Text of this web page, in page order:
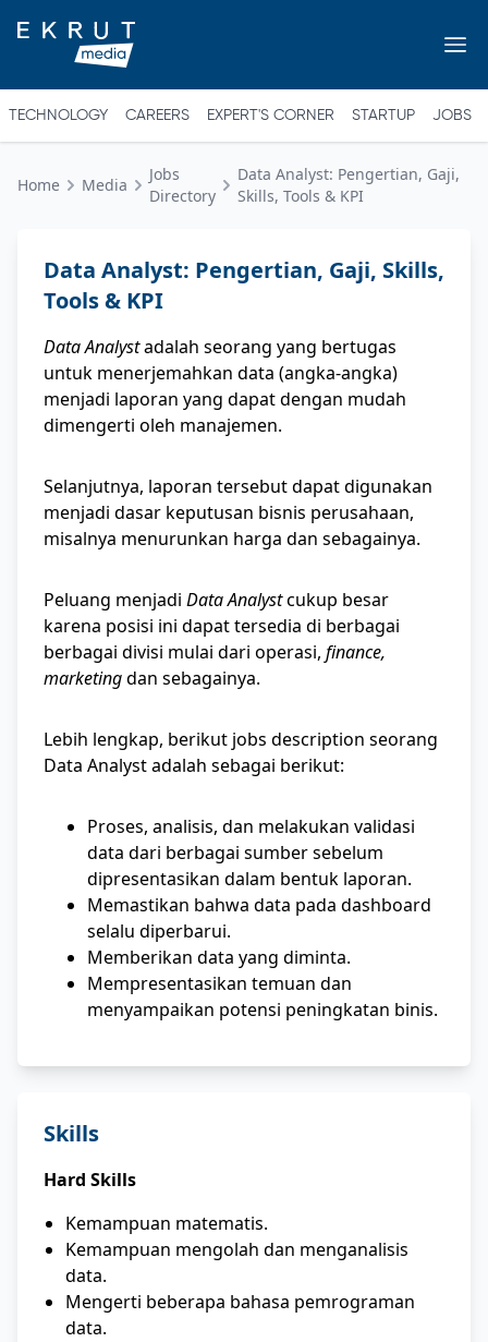
TECHNOLOGY CAREERS EXPERT'S CORNER STARTUP JOBS
Home Media
Jobs
Directory
Data Analyst: Pengertian, Gaji,
Skills, Tools & KPI
Data Analyst: Pengertian, Gaji, Skills,
Tools & KPI
Data Analystadalah seorang yang bertugas
untuk menerjemahkan data (angka-angka)
menjadi laporan yang dapat dengan mudah
dimengerti oleh manajemen.
Selanjutnya, laporan tersebut dapat digunakan
menjadi dasar keputusan bisnis perusahaan,
misalnya menurunkan harga dan sebagainya.
Peluang menjadi Data Analystcukup besar
karena posisi ini dapat tersedia di berbagai
berbagai divisi mulai dari operasi, finance,
marketingdan sebagainya.
Lebih lengkap, berikut jobs description seorang
Data Analyst adalah sebagai berikut:
Proses, analisis, dan melakukan validasi
data dari berbagai sumber sebelum
dipresentasikan dalam bentuk laporan.
Memastikan bahwa data pada dashboard
selalu diperbarui.
Memberikan data yang diminta.
Mempresentasikan temuan dan
menyampaikan potensi peningkatan binis.
Skills
Hard Skills
Kemampuan matematis.
Kemampuan mengolah dan menganalisis
data.
Mengerti beberapa bahasa pemrograman
data.